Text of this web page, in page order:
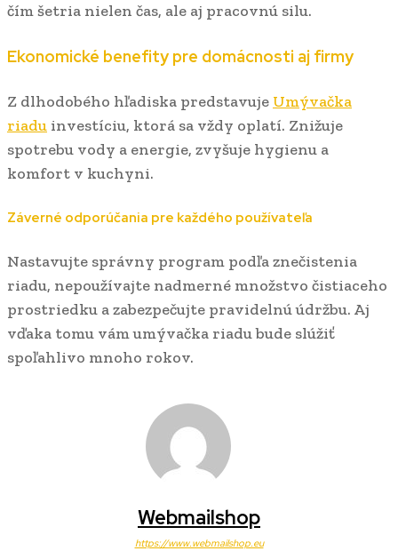
čím šetria nielen čas, ale aj pracovnú silu.
Ekonomické benefity pre domácnosti aj firmy
Z dlhodobého hľadiska predstavuje Umývačka
riadu investíciu, ktorá sa vždy oplatí. Znižuje
spotrebu vody a energie, zvyšuje hygienu a
komfort v kuchyni.
Záverné odporúčania pre každého používateľa
Nastavujte správny program podľa znečistenia
riadu, nepoužívajte nadmerné množstvo čistiaceho
prostriedku a zabezpečujte pravidelnú údržbu. Aj
vďaka tomu vám umývačka riadu bude slúžiť
spoľahlivo mnoho rokov.
Webmailshop
https://www.webmailshop.eu